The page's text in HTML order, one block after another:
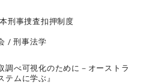
刑事捜査扣押制度
/ 刑事法学
調べ可視化のために－オーストラ
テムに学ぶ』